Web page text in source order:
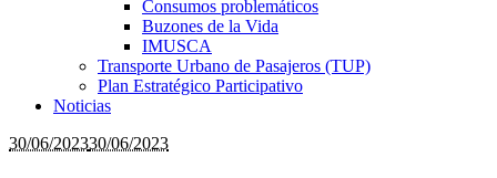
Consumos problemáticos
Buzones de la Vida
IMUSCA
Transporte Urbano de Pasajeros (TUP)
Plan Estratégico Participativo
Noticias
30/06/202330/06/2023